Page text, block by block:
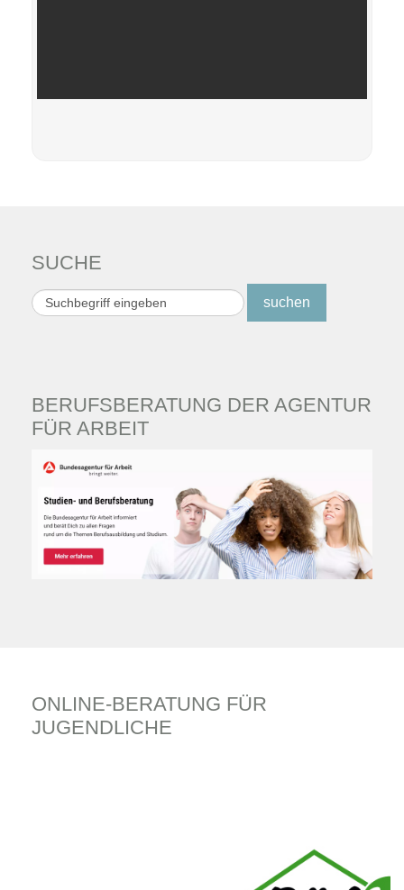
SUCHE
Suchen
...
suchen
BERUFSBERATUNG DER AGENTUR
FÜR ARBEIT
ONLINE-BERATUNG FÜR
JUGENDLICHE